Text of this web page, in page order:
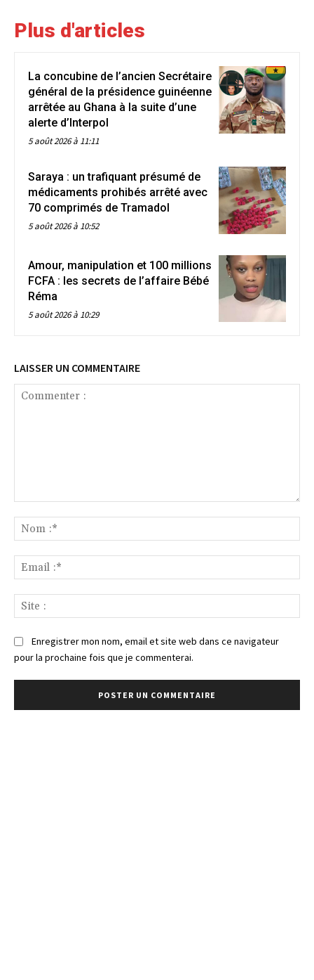
Plus d'articles
La concubine de l’ancien Secrétaire
général de la présidence guinéenne
arrêtée au Ghana à la suite d’une
alerte d’Interpol
5 août 2026 à 11:11
Saraya : un trafiquant présumé de
médicaments prohibés arrêté avec
70 comprimés de Tramadol
5 août 2026 à 10:52
Amour, manipulation et 100 millions
FCFA : les secrets de l’affaire Bébé
Réma
5 août 2026 à 10:29
LAISSER UN COMMENTAIRE
:*
:*
:
Enregistrer mon nom, email et site web dans ce navigateur
pour la prochaine fois que je commenterai.